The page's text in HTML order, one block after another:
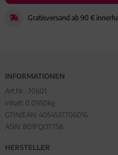
Gratisversand ab 90 €
INFORMATIONEN
Art.Nr.: 70601
Inhalt: 0.0950kg
GTIN/EAN: 4054537706016
ASIN: B01FQOT758
HERSTELLER